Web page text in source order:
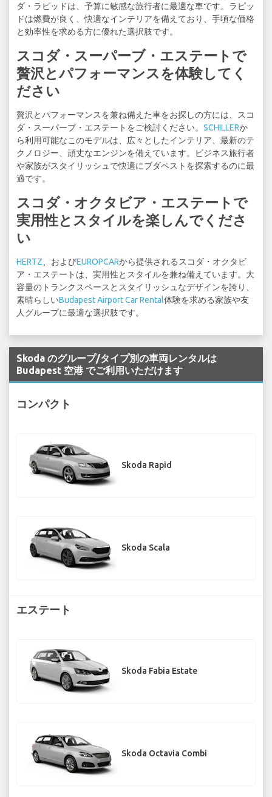
ダ・ラピッドは、予算に敏感な旅行者に最適な車です。ラピッ
ドは燃費が良く、快適なインテリアを備えており、手頃な価格
と効率性を求める方に優れた選択肢です。
スコダ・スーパーブ・エステートで
贅沢とパフォーマンスを体験してく
ださい
贅沢とパフォーマンスを兼ね備えた車をお探しの方には、スコ
ダ・スーパーブ・エステートをご検討ください。 SCHILLERか
ら利用可能なこのモデルは、広々としたインテリア、最新のテ
クノロジー、頑丈なエンジンを備えています。ビジネス旅行者
や家族がスタイリッシュで快適にブダペストを探索するのに最
適です。
スコダ・オクタビア・エステートで
実用性とスタイルを楽しんでくださ
い
HERTZ 、およびEUROPCARから提供されるスコダ・オクタビ
ア・エステートは、実用性とスタイルを兼ね備えています。大
容量のトランクスペースとスタイリッシュなデザインを誇り、
素晴らしいBudapest Airport Car Rental体験を求める家族や友
人グループに最適な選択肢です。
Skoda のグループ/タイプ別の車両レンタルは
Budapest 空港 でご利用いただけます
コンパクト
Skoda Rapid
Skoda Scala
エステート
Skoda Fabia Estate
Skoda Octavia Combi